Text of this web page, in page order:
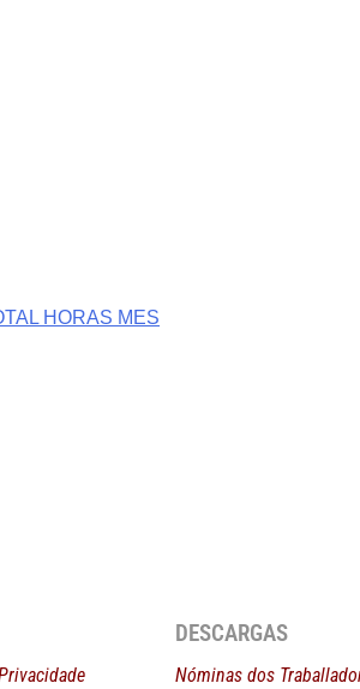
HORAS MES
DESCARGAS
Nóminasdos